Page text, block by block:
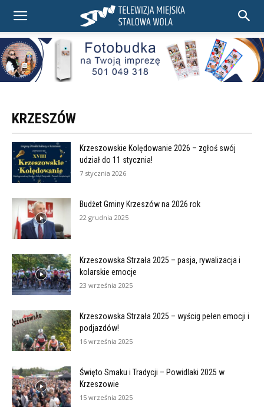
KRZESZÓW
Krzeszowskie Kolędowanie 2026 – zgłoś swój
udział do 11 stycznia!
7 stycznia 2026
Budżet Gminy Krzeszów na 2026 rok
22 grudnia 2025
Krzeszowska Strzała 2025 – pasja, rywalizacja i
kolarskie emocje
23 września 2025
Krzeszowska Strzała 2025 – wyścig pełen emocji i
podjazdów!
16 września 2025
Święto Smaku i Tradycji – Powidlaki 2025 w
Krzeszowie
15 września 2025